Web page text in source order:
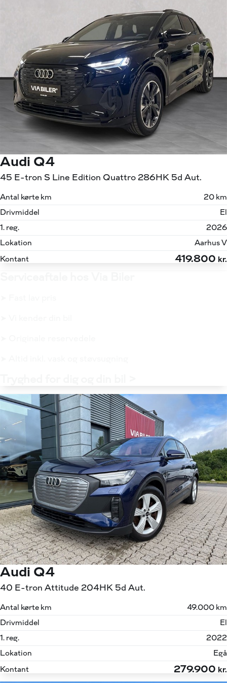
Audi Q4
45 E-tron S Line Edition Quattro 286HK 5d Aut.
Antal kørte km
20 km
Drivmiddel
El
1. reg.
2026
Lokation
Aarhus V
Kontant
419.800 kr.
Audi Q4
40 E-tron Attitude 204HK 5d Aut.
Antal kørte km
49.000 km
Drivmiddel
El
1. reg.
2022
Lokation
Egå
Kontant
279.900 kr.